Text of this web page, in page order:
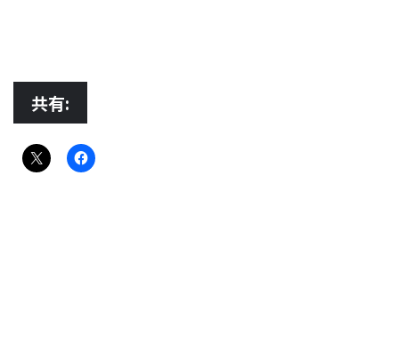
共有: